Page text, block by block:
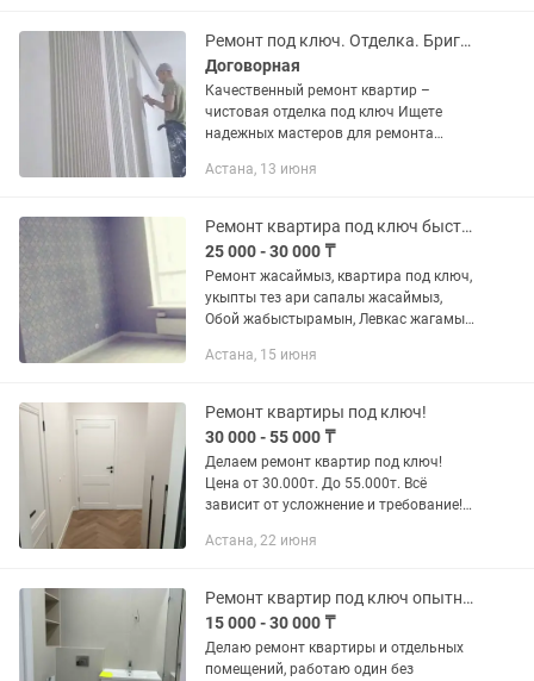
Ремонт под ключ. Отделка. Бригада. Ремонт. Ремонт квартир. Гипсокартон
Договорная
Качественный ремонт квартир –
чистовая отделка под ключ Ищете
надежных мастеров для ремонта
качественную и чистовую отделку с
Астана, 13 июня
Ремонт квартира под ключ быстро аккуратно качественно
25 000 - 30 000 ₸
Ремонт жасаймыз, квартира под ключ,
укыпты тез ари сапалы жасаймыз,
Обой жабыстырамын, Левкас жагамын,
саламын, Гипсокартон дизайн кез
Астана, 15 июня
Ремонт квартиры под ключ!
30 000 - 55 000 ₸
Делаем ремонт квартир под ключ!
Цена от 30.000т. До 55.000т. Всё
зависит от усложнение и требование!
объектов можем отправить. Фото
Астана, 22 июня
Ремонт квартир под ключ опытный мастер
15 000 - 30 000 ₸
Делаю ремонт квартиры и отдельных
помещений, работаю один без